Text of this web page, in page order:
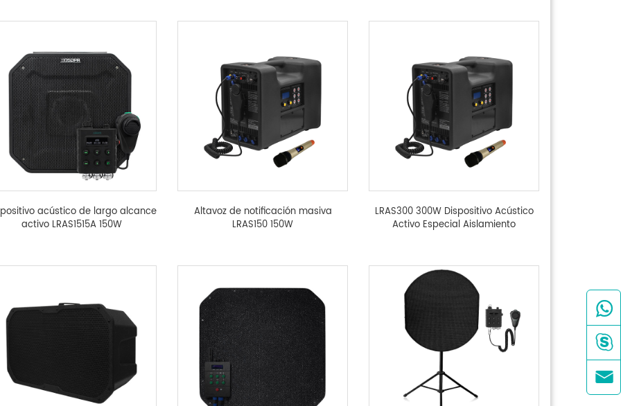
acústico de largo alcance
activo LRAS1515A 150W
Altavoz de notificación masiva
LRAS150 150W
LRAS300 300W Dispositivo Acústico
Activo Especial Aislamiento


